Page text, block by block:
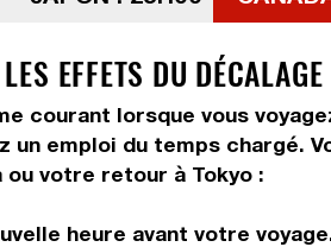
EFFETS DU
courant lorsque vous
un emploi du temps
votre retour à Tokyo :
heure avant votre